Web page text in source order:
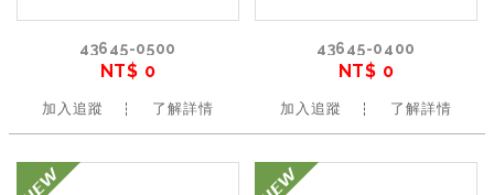
43645-0500
NT$ 0
加入追蹤 了解詳情
43645-0400
NT$ 0
加入追蹤 了解詳情